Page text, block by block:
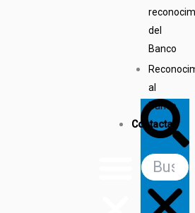
del
Banco
al
Banco
Contactar
Buscar